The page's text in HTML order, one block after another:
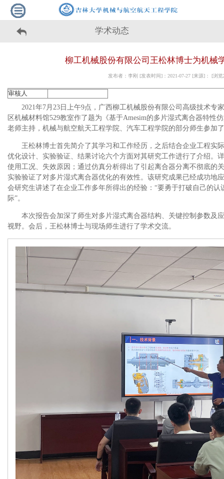
学术动态
柳工机械股份有限公司王松林博士为机械
发布者：李刚 [发表时间]：2021-07-27 [来源]： [浏
审核人
2021年7月23日上午9点，广西柳工机械股份有限公司高级技术专
区机械材料馆529教室作了题为《基于Amesim的多片湿式离合器特性
老师主持，机械与航空航天工程学院、汽车工程学院的部分师生参加
王松林博士首先简介了其学习和工作经历，之后结合企业工程实
优化设计、实验验证、结果讨论六个方面对其研究工作进行了介绍。
使用工况、失效原因；通过仿真分析得出了引起离合器分离不彻底的
实验验证了对多片湿式离合器优化的有效性。该研究成果已经成功地
会研究生讲述了在企业工作多年所得出的经验：“要勇于打破自己的
际”。
本次报告会加深了师生对多片湿式离合器结构、关键控制参数及
视野。会后，王松林博士与现场师生进行了学术交流。